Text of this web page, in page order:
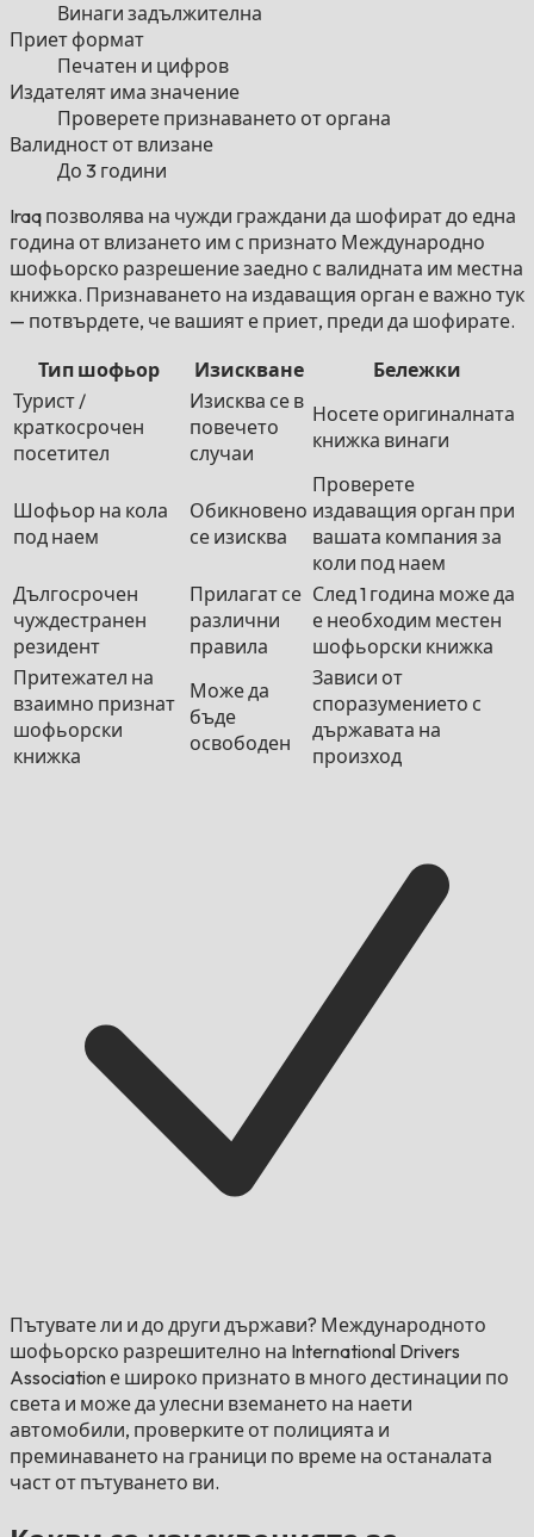
Винаги задължителна
Приет формат
Печатен и цифров
Издателят има значение
Проверете признаването от органа
Валидност от влизане
До 3 години
Iraq позволява на чужди граждани да шофират до една
година от влизането им с признато Международно
шофьорско разрешение заедно с валидната им местна
книжка. Признаването на издаващия орган е важно тук
— потвърдете, че вашият е приет, преди да шофирате.
Тип шофьор Изискване
Бележки
Турист /
краткосрочен
посетител
Изисква се в
повечето
случаи
Носете оригиналната
книжка винаги
Шофьор на кола
под наем
Обикновено
се изисква
Проверете
издаващия орган при
вашата компания за
коли под наем
Дългосрочен
чуждестранен
резидент
Прилагат се
различни
правила
След 1 година може да
е необходим местен
шофьорски книжка
Притежател на
взаимно признат
шофьорски
книжка
Може да
бъде
освободен
Зависи от
споразумението с
държавата на
произход
Пътувате ли и до други държави? Международното
шофьорско разрешително на International Drivers
Association е широко признато в много дестинации по
света и може да улесни вземането на наети
автомобили, проверките от полицията и
преминаването на граници по време на останалата
част от пътуването ви.